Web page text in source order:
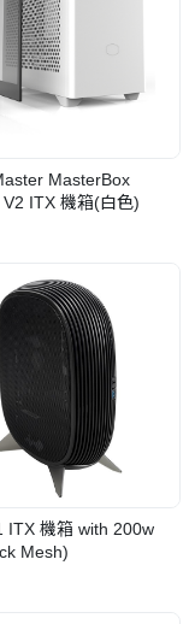
MasterBox
ITX 機箱(白色)
ITX 機箱 with 200w
Mesh)